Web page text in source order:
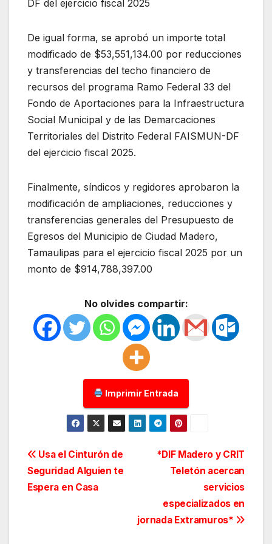
DF del ejercicio fiscal 2025
De igual forma, se aprobó un importe total
modificado de $53,551,134.00 por reducciones
y transferencias del techo financiero de
recursos del programa Ramo Federal 33 del
Fondo de Aportaciones para la Infraestructura
Social Municipal y de las Demarcaciones
Territoriales del Distrito Federal FAISMUN-DF
del ejercicio fiscal 2025.
Finalmente, síndicos y regidores aprobaron la
modificación de ampliaciones, reducciones y
transferencias generales del Presupuesto de
Egresos del Municipio de Ciudad Madero,
Tamaulipas para el ejercicio fiscal 2025 por un
monto de $914,788,397.00
No olvides compartir:
Imprimir Entrada
Navegación
de
*DIF Madero y CRIT
Teletón acercan
servicios
especializados en
jornada Extramuros*
Usa el Cinturón de
Seguridad Alguien te
Espera en Casa